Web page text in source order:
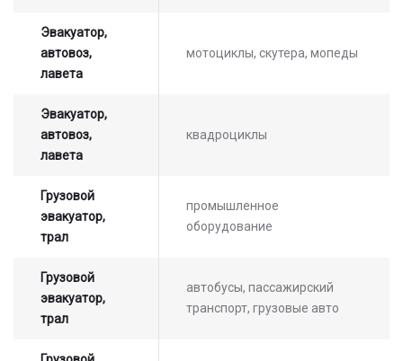
Эвакуатор,
автовоз,
лавета
мотоциклы, скутера, мопеды
Эвакуатор,
автовоз,
лавета
квадроциклы
Грузовой
эвакуатор,
трал
промышленное
оборудование
Грузовой
эвакуатор,
трал
автобусы, пассажирский
транспорт, грузовые авто